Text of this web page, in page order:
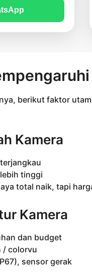
berikut faktor
Kamera
tinggi
total naik, tapi
Kamera
dan budget
/ colorvu
sensor gerak